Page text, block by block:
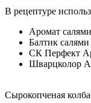
В рецептуре
Аромат
Балтик
СК Перфект
Шварцколор
Сырокопченая